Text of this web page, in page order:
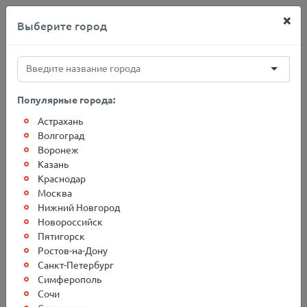
+7(812)767-20-27
Главная О компании
Возможны задержки в
пути следования
Уважаемые клиенты, настоящим доводим до вашего
сведения о крайне неблагоприятной дорожно-
транспортной обстановке, на трассе М4 "ДОН". Из-за
снегопадов, метелей и гололеда срок доставки грузов
Выберите город ×
Популярные города:
Астрахань
Волгоград
Воронеж
Казань
Краснодар
Москва
Нижний Новгород
Новороссийск
Пятигорск
Ростов-на-Дону
Санкт-Петербург
Симферополь
Сочи